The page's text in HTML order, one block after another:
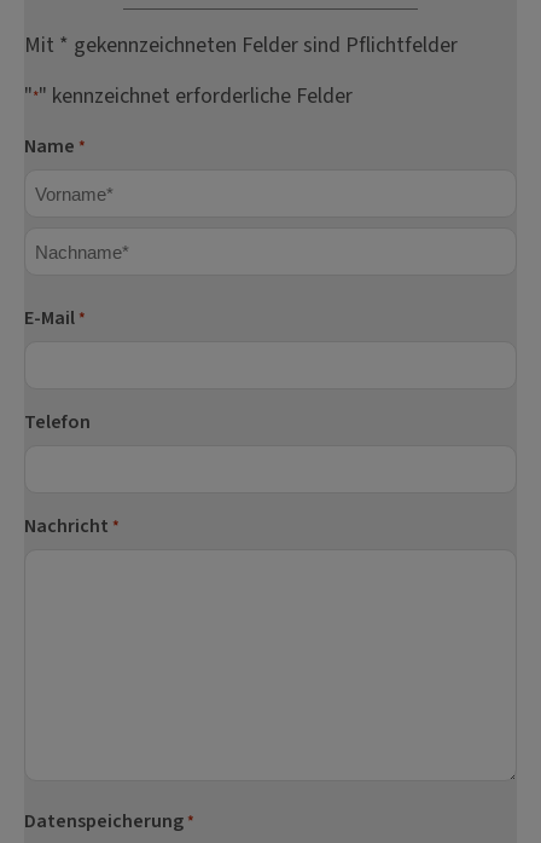
Mit * gekennzeichneten Felder sind Pflichtfelder
"*" kennzeichnet erforderliche Felder
Name *
E-Mail *
Telefon
Nachricht *
Datenspeicherung *